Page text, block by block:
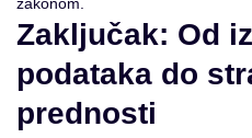
Zaključak: Od
podataka do
prednosti